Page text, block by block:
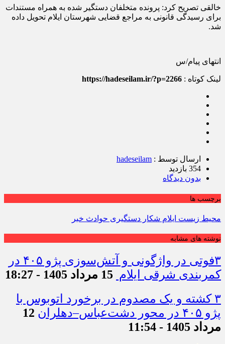
خالقی تصریح کرد: پرونده متخلفان دستگیر شده به همراه مستندات
برای رسیدگی قانونی به مراجع قضایی شهرستان ایلام تحویل داده
شد.
انتهای پیام/س
لینک کوتاه : https://hadeseilam.ir/?p=2266
ارسال توسط : hadeseilam
354 بازدید
بدون دیدگاه
برچسب ها
محیط زیست ایلام شکار دستگیری حوادث خبر
نوشته های مشابه
۳فوتی در واژگونی و آتش‌سوزی پژو ۴۰۵ در
کمربندی شرقی ایلام 15 مرداد 1405 - 18:27
۳ کشته و یک مصدوم در برخورد اتوبوس با
پژو ۴۰۵ در محور دشت‌عباس–دهلران
12
مرداد 1405 - 11:54